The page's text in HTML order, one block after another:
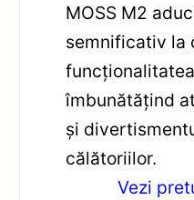
MOSS M2
semnificativ la
îmbunătățind
și
călătoriilor.
Vezi